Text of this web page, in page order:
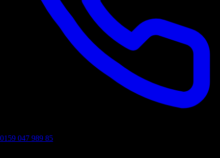
0159 047 989 85